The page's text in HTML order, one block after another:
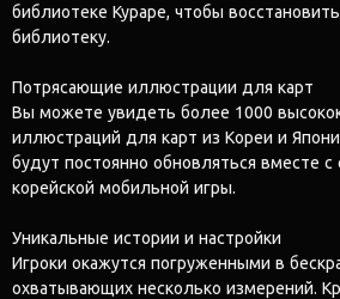
библиотеке Кураре, чтобы
библиотеку.
Потрясающие иллюстрации для карт
Вы можете увидеть более 1000
иллюстраций для карт из Кореи и
будут постоянно обновляться вместе с
корейской мобильной игры.
Уникальные истории и настройки
Игроки окажутся погруженными в
охватывающих несколько измерений.